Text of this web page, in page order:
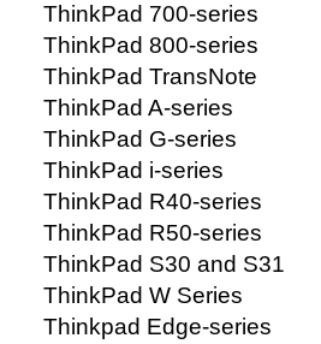
ThinkPad 700-series
ThinkPad 800-series
ThinkPad TransNote
ThinkPad A-series
ThinkPad G-series
ThinkPad i-series
ThinkPad R40-series
ThinkPad R50-series
ThinkPad S30 and S31
ThinkPad W Series
Thinkpad Edge-series